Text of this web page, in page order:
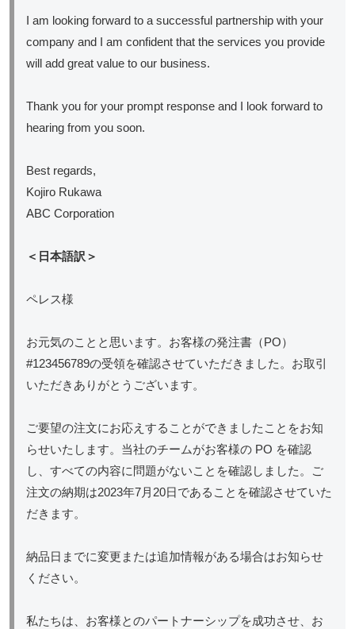
I am looking forward to a successful partnership with your
company and I am confident that the services you provide
will add great value to our business.
Thank you for your prompt response and I look forward to
hearing from you soon.
Best regards,
Kojiro Rukawa
ABC Corporation
＜日本語訳＞
ペレス様
お元気のことと思います。お客様の発注書（PO）
#123456789の受領を確認させていただきました。お取引
いただきありがとうございます。
ご要望の注文にお応えすることができましたことをお知
らせいたします。当社のチームがお客様の PO を確認
し、すべての内容に問題がないことを確認しました。ご
注文の納期は2023年7月20日であることを確認させていた
だきます。
納品日までに変更または追加情報がある場合はお知らせ
ください。
私たちは、お客様とのパートナーシップを成功させ、お